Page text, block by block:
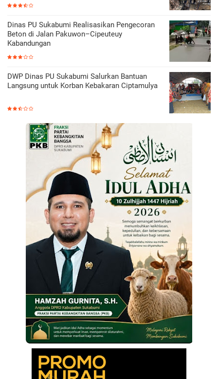
Dinas PU Sukabumi Realisasikan Pengecoran
Beton di Jalan Pakuwon–Cipeuteuy
Kabandungan
DWP Dinas PU Sukabumi Salurkan Bantuan
Langsung untuk Korban Kebakaran Ciptamulya